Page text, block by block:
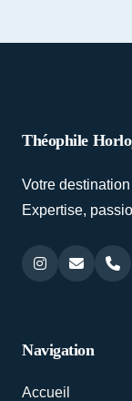
Théophile
Votre
Expertise,
Navigation
Accueil